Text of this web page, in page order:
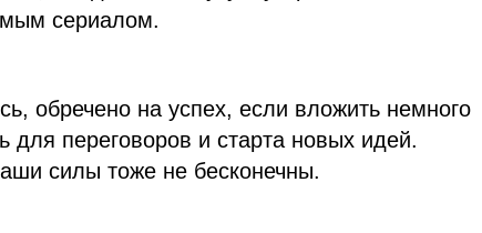
сериалом.
обречено на успех, если вложить немного
для переговоров и старта новых идей.
силы тоже не бесконечны.